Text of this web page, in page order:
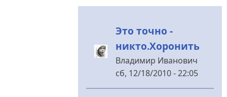
Это точно -
никто.Хоронить
Владимир Иванович
сб, 12/18/2010 - 22:05
У